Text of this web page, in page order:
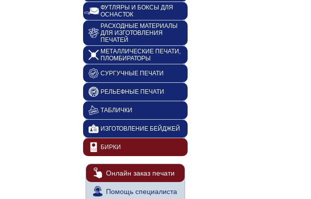
ФУТЛЯРЫ И БОКСЫ ДЛЯ
ОСНАСТОК
РАСХОДНЫЕ МАТЕРИАЛЫ
ДЛЯ ИЗГОТОВЛЕНИЯ
ПЕЧАТЕЙ
МЕТАЛЛИЧЕСКИЕ ПЕЧАТИ,
ПЛОМБИРАТОРЫ
СУРГУЧНЫЕ ПЕЧАТИ
РЕЛЬЕФНЫЕ ПЕЧАТИ
ТАБЛИЧКИ
ИЗГОТОВЛЕНИЕ БЕЙДЖЕЙ
БИРКИ
Онлайн заказ печати
Помощь специалиста